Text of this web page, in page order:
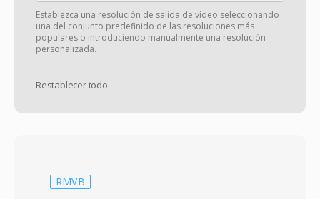
Establezca una resolución de salida de vídeo seleccionando
una del conjunto predefinido de las resoluciones más
populares o introduciendo manualmente una resolución
personalizada.
Restablecer todo
RMVB